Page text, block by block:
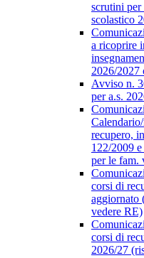
scrutini per
scolastico
a ricoprire
2026/2027
Avviso n.
per a.s.
recupero,
122/2009
per le fam.
corsi di
aggiornato
vedere RE)
corsi di
2026/27